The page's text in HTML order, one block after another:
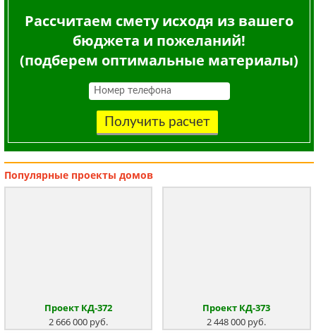
Рассчитаем смету исходя из вашего
бюджета и пожеланий!
(подберем оптимальные материалы)
Получить расчет
Популярные проекты домов
Проект КД-372
2 666 000 руб.
Проект КД-373
2 448 000 руб.